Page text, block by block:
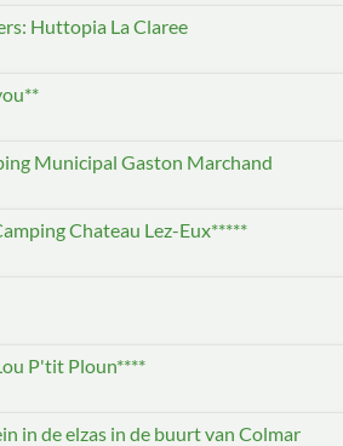
Huttopia La Claree
Municipal Gaston Marchand
Chateau Lez-Eux*****
P'tit Ploun****
in de elzas in de buurt van Colmar